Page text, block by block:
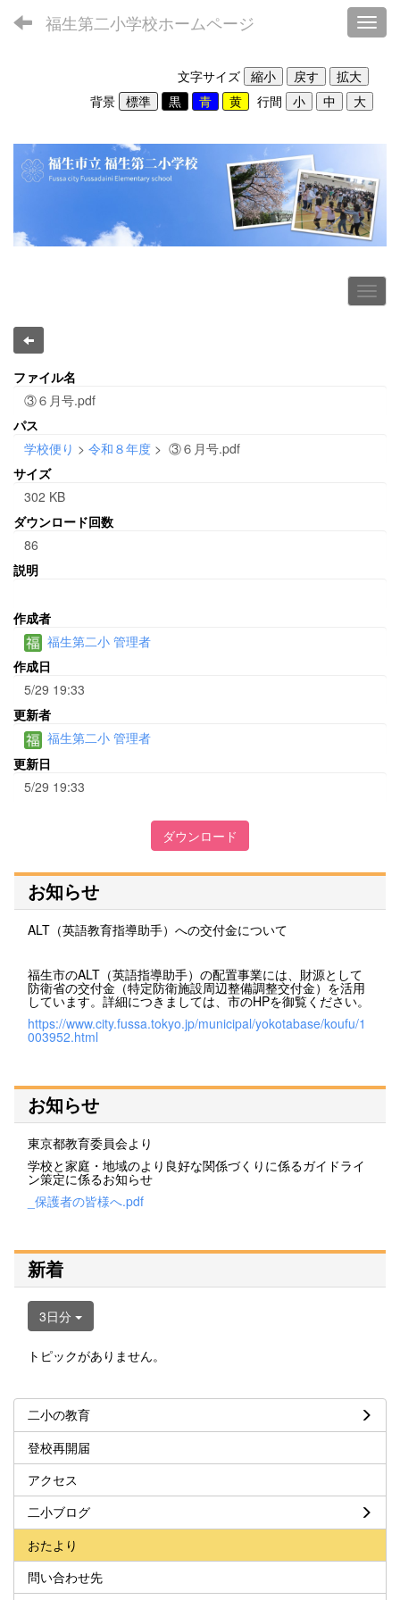
福生第二小学校ホームページ
文字サイズ
背景
行間
ファイル名
③６月号.pdf
パス
学校便り > 令和８年度 > ③６月号.pdf
サイズ
302 KB
ダウンロード回数
86
説明
作成者
福生第二小 管理者
作成日
5/29 19:33
更新者
福生第二小 管理者
更新日
5/29 19:33
ダウンロード
お知らせ
ALT（英語教育指導助手）への交付金について
福生市のALT（英語指導助手）の配置事業には、財源として
防衛省の交付金（特定防衛施設周辺整備調整交付金）を活用
しています。詳細につきましては、市のHPを御覧ください。
https://www.city.fussa.tokyo.jp/municipal/yokotabase/koufu/1
003952.html
お知らせ
東京都教育委員会より
学校と家庭・地域のより良好な関係づくりに係るガイドライ
ン策定に係るお知らせ
_保護者の皆様へ.pdf
新着
3日分
トピックがありません。
二小の教育
登校再開届
アクセス
二小ブログ
おたより
問い合わせ先